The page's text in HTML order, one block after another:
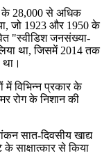
के 28,000 से अधिक
जो 1923 और 1950 के
"स्वीडिश जनसंख्या-
था, जिसमें 2014 तक
था।
में विभिन्न प्रकार के
रोग के निशान की
सात-दिवसीय खाद्य
साक्षात्कार से किया